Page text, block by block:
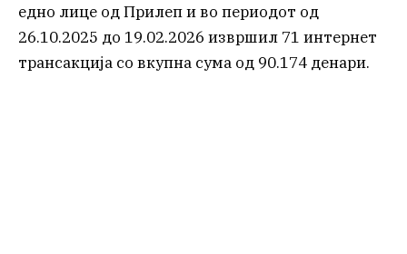
едно лице од Прилеп и во периодот од
26.10.2025 до 19.02.2026 извршил 71 интернет
трансакција со вкупна сума од 90.174 денари.